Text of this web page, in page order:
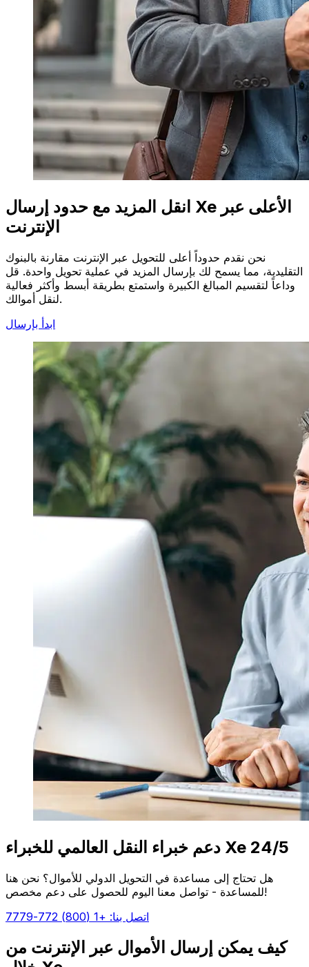
انقل المزيد مع حدود إرسال Xe الأعلى عبر
الإنترنت
نحن نقدم حدوداً أعلى للتحويل عبر الإنترنت مقارنة بالبنوك
التقليدية، مما يسمح لك بإرسال المزيد في عملية تحويل واحدة. قل
وداعاً لتقسيم المبالغ الكبيرة واستمتع بطريقة أبسط وأكثر فعالية
لنقل أموالك.
ابدأ بإرسال
دعم خبراء النقل العالمي للخبراء Xe 24/5
هل تحتاج إلى مساعدة في التحويل الدولي للأموال؟ نحن هنا
للمساعدة - تواصل معنا اليوم للحصول على دعم مخصص!
اتصل بنا: +1 (800) 772-7779
كيف يمكن إرسال الأموال عبر الإنترنت من